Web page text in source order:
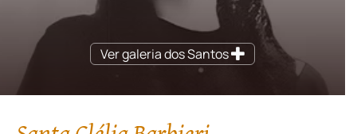
Ver galeria dos Santos